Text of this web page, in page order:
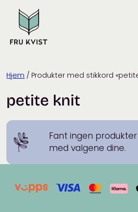
content
Hjem / Produkter med stikkord
petite knit
Fant ingen
med valgene dine.